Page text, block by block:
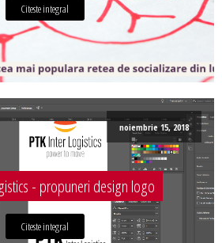
Citeste integral
noiembrie 15, 2018
- propuneri design logo
Citeste integral